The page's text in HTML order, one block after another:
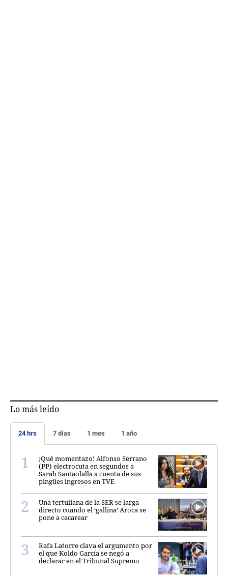
Lo más leído
24 hrs 7 días 1 mes 1 año
¡Qué momentazo! Alfonso Serrano
(PP) electrocuta en segundos a
Sarah Santaolalla a cuenta de sus
pingües ingresos en TVE
Una tertuliana de la SER se larga
directo cuando el ‘gallina’ Aroca se
pone a cacarear
Rafa Latorre clava el argumento por
el que Koldo García se negó a
declarar en el Tribunal Supremo